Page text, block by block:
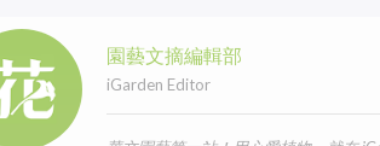
園藝文摘編輯部
iGarden Editor